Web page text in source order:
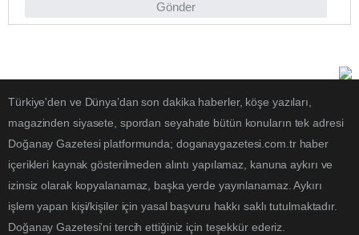
Gönder
Türkiye'den ve Dünya’dan son dakika haberler, köşe yazıları,
magazinden siyasete, spordan seyahate bütün konuların tek adresi
Doğanay Gazetesi platformunda; doganaygazetesi.com.tr haber
içerikleri kaynak gösterilmeden alıntı yapılamaz, kanuna aykırı ve
izinsiz olarak kopyalanamaz, başka yerde yayınlanamaz. Aykırı
işlem yapan kişi/kişiler için yasal başvuru hakkı saklı tutulmaktadır.
Doğanay Gazetesi'ni tercih ettiğiniz için teşekkür ederiz.